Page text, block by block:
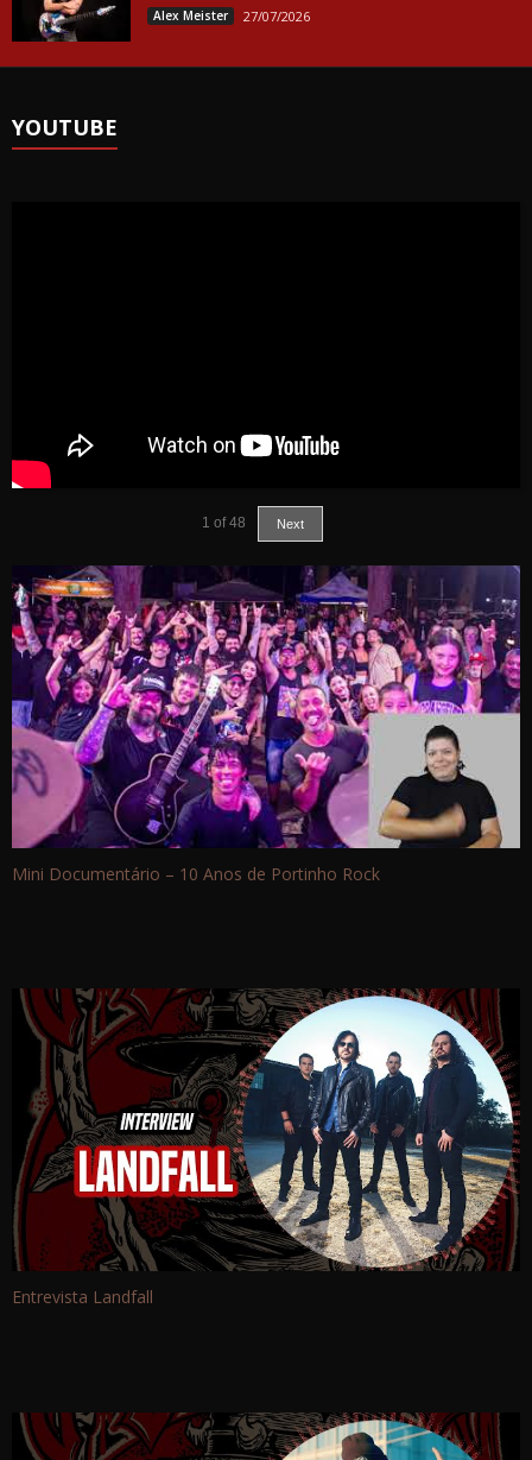
Alex Meister 27/07/2026
YOUTUBE
1 of 48 Next
Mini Documentário – 10 Anos de Portinho Rock
Entrevista Landfall